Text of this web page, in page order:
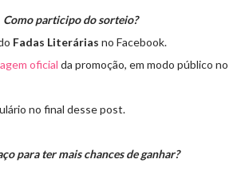
Como participo do sorteio?
Fadas Literárias no Facebook.
oficial da promoção, em modo público no
no final desse post.
para ter mais chances de ganhar?